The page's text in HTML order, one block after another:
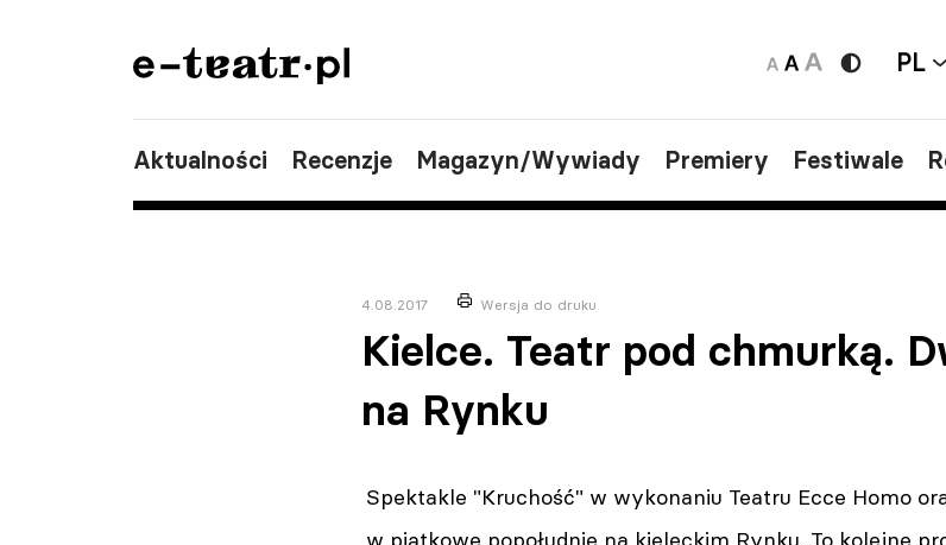
PL
Aktualności Recenzje Magazyn/Wywiady Premiery Festiwale
4.08.2017 Wersja do druku
Kielce. Teatr pod chmurką.
na Rynku
Spektakle "Kruchość" w wykonaniu Teatru Ecce Homo